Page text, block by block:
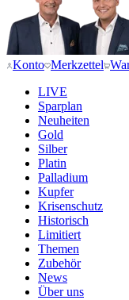
Konto Merkzettel
LIVE
Sparplan
Neuheiten
Gold
Silber
Platin
Palladium
Kupfer
Krisenschutz
Historisch
Limitiert
Themen
Zubehör
News
Über uns